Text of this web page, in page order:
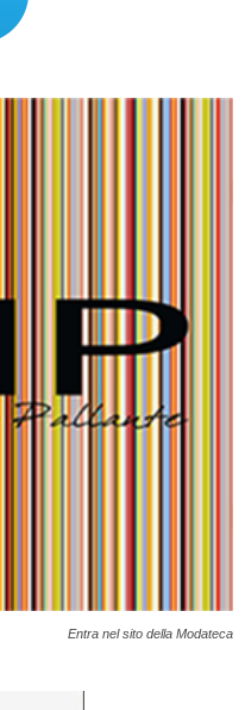
Entra nel sito della Modateca